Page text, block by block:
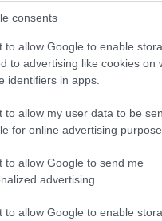
consents
to allow Google to enable
to advertising like cookies on
identifiers in apps.
to allow my user data to be
for online advertising
to allow Google to send me
advertising.
to allow Google to enable
09:03
αθώοι»: Η ανάρτηση
χάθηκαν στις
(φωτο)